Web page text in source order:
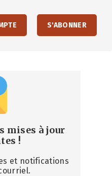
S'ABONNER
mises à jour
!
et notifications